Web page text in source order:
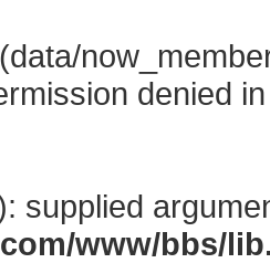
denied
supplied
www/bbs/